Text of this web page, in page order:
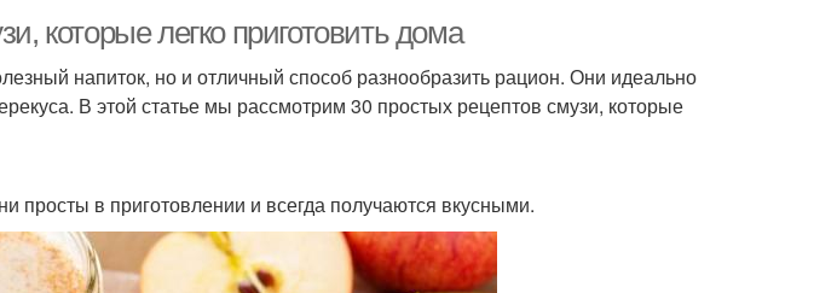
которые легко приготовить дома
напиток, но и отличный способ разнообразить рацион. Они идеально
В этой статье мы рассмотрим 30 простых рецептов смузи, которые
просты в приготовлении и всегда получаются вкусными.